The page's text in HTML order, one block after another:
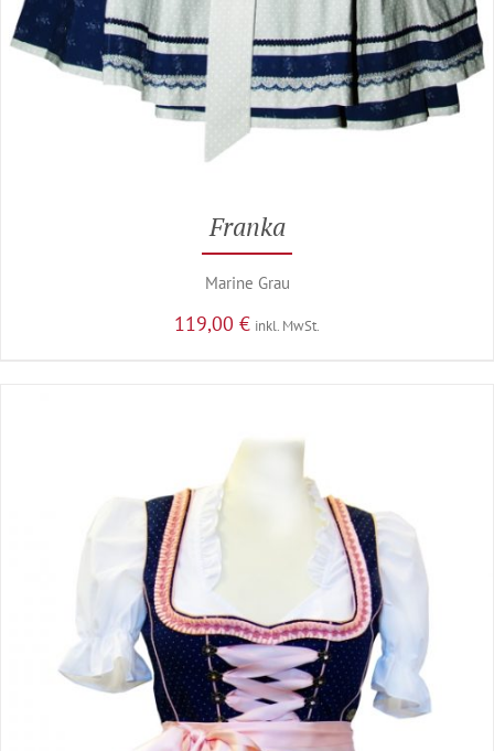
Franka
Marine Grau
119,00 € inkl. MwSt.